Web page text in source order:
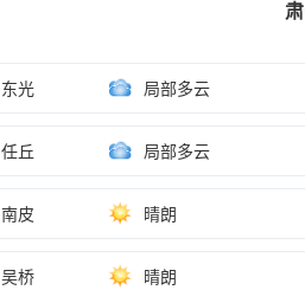
东光 局部多云
任丘 局部多云
南皮 晴朗
吴桥 晴朗